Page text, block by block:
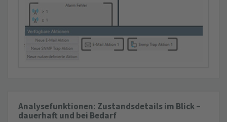
Fehlertelegramme
Telegrammlücken
Ausfall / Neuanlauf (Busteilnehmer)
Netzlast in ms
Aktualisierungszeit
Analysefunktionen: Zustandsdetails im Blick –
dauerhaft und bei Bedarf